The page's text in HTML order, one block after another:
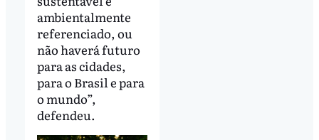
ambientalmente
referenciado, ou
não haverá futuro
para as cidades,
para o Brasil e para
o mundo”,
defendeu.